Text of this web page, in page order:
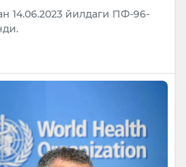
14.06.2023 йилдаги ПФ-96-